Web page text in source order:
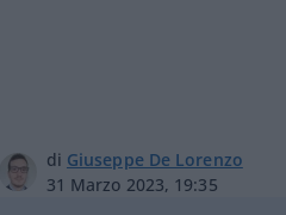
di Giuseppe De Lorenzo
31 Marzo 2023, 19:35